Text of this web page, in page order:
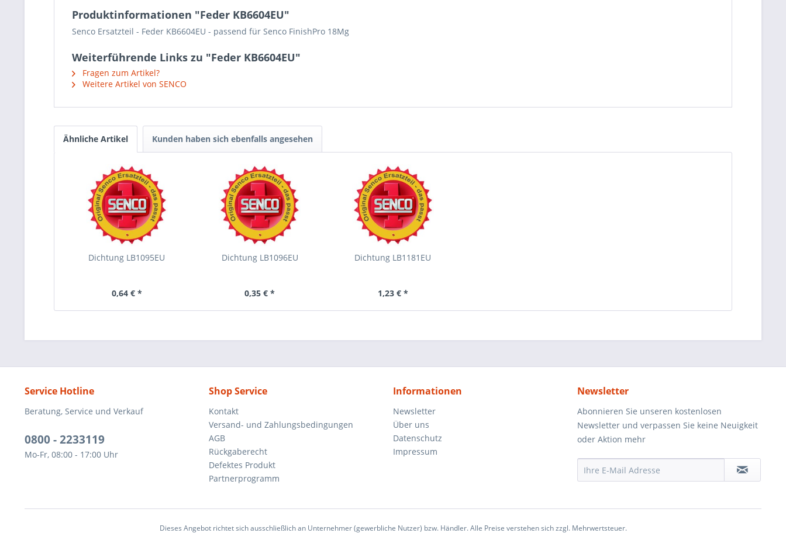
Produktinformationen "Feder KB6604EU"
Senco Ersatzteil - Feder KB6604EU - passend für Senco FinishPro 18Mg
Weiterführende Links zu "Feder KB6604EU"
Fragen zum Artikel?
Weitere Artikel von SENCO
Ähnliche Artikel Kunden haben sich ebenfalls angesehen
Dichtung LB1095EU
0,64 € *
Dichtung LB1096EU
0,35 € *
Dichtung LB1181EU
1,23 € *
Service Hotline
Beratung, Service und Verkauf
0800 - 2233119
Mo-Fr, 08:00 - 17:00 Uhr
Shop Service
Kontakt
Versand- und Zahlungsbedingungen
AGB
Rückgaberecht
Defektes Produkt
Partnerprogramm
Informationen
Newsletter
Über uns
Datenschutz
Impressum
Newsletter
Abonnieren Sie unseren kostenlosen
Newsletter und verpassen Sie keine Neuigkeit
oder Aktion mehr
Dieses Angebot richtet sich ausschließlich an Unternehmer (gewerbliche Nutzer) bzw. Händler. Alle Preise verstehen sich zzgl. Mehrwertsteuer.